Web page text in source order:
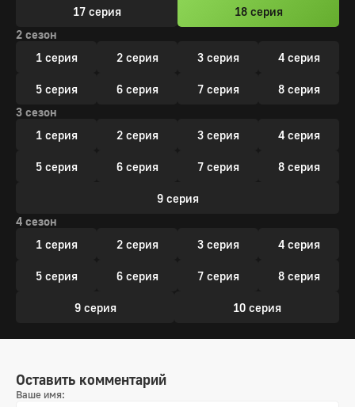
17 серия
18 серия
2 сезон
1 серия
2 серия 3 серия 4 серия
5 серия 6 серия 7 серия
8 серия
3 сезон
1 серия
2 серия 3 серия 4 серия
5 серия 6 серия 7 серия 8 серия
9 серия
4 сезон
1 серия
2 серия 3 серия 4 серия
5 серия 6 серия 7 серия 8 серия
9 серия 10 серия
Оставить комментарий
Ваше имя: